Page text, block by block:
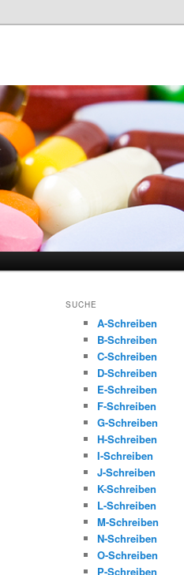
SUCHE
A-Schreiben
B-Schreiben
C-Schreiben
D-Schreiben
E-Schreiben
F-Schreiben
G-Schreiben
H-Schreiben
I-Schreiben
J-Schreiben
K-Schreiben
L-Schreiben
M-Schreiben
N-Schreiben
O-Schreiben
P-Schreiben